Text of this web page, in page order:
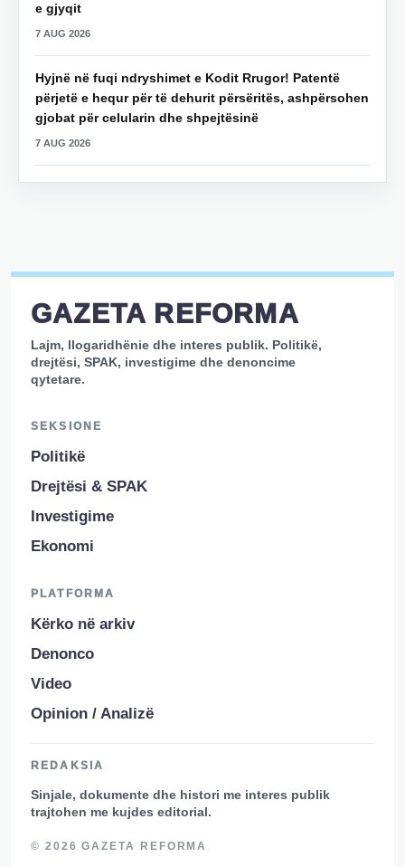
e gjyqit
7 AUG 2026
Hyjnë në fuqi ndryshimet e Kodit Rrugor! Patentë
përjetë e hequr për të dehurit përsëritës, ashpërsohen
gjobat për celularin dhe shpejtësinë
7 AUG 2026
GAZETA REFORMA
Lajm, llogaridhënie dhe interes publik. Politikë,
drejtësi, SPAK, investigime dhe denoncime
qytetare.
SEKSIONE
Politikë
Drejtësi & SPAK
Investigime
Ekonomi
PLATFORMA
Kërko në arkiv
Denonco
Video
Opinion / Analizë
REDAKSIA
Sinjale, dokumente dhe histori me interes publik
trajtohen me kujdes editorial.
© 2026 GAZETA REFORMA